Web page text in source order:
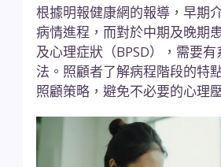
根據明報健康網的報導，早期
病情進程，而對於中期及晚期
及心理症狀（BPSD），需要
法。照顧者了解病程階段的特
照顧策略，避免不必要的心理